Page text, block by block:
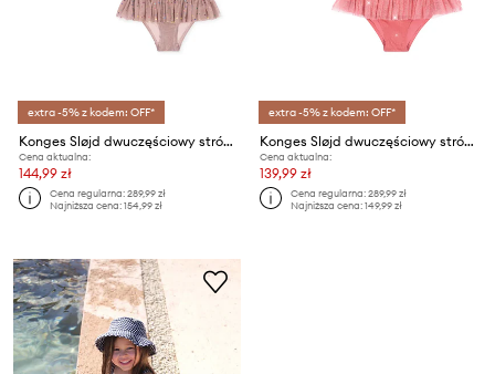
extra -5% z kodem: OFF*
Konges Sløjd dwuczęściowy strój kąpielowy dziecięcy SPARKY BIKINI
Cena aktualna:
144,99 zł
Cena regularna:289,99 zł
Najniższa cena:154,99 zł
extra -5% z kodem: OFF*
Konges Sløjd dwuczęściowy strój kąpielowy dziecięcy AMANDINE BIKINI
Cena aktualna:
139,99 zł
Cena regularna:289,99 zł
Najniższa cena:149,99 zł